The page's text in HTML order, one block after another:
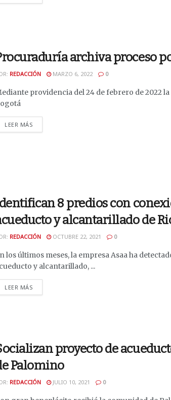
archiva proceso
REDACCIÓN MARZO 6, 2022 0
providencia del 24 de febrero de 2022
LEER MÁS
8 predios con
y alcantarillado de
REDACCIÓN OCTUBRE 22, 2021 0
los últimos meses, la empresa Asaa ha
y alcantarillado, ...
LEER MÁS
proyecto de
Palomino
REDACCIÓN JULIO 10, 2021 0